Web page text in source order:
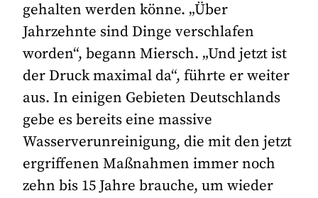
gehalten werden könne. „Über
Jahrzehnte sind Dinge verschlafen
worden“, begann Miersch. „Und jetzt ist
der Druck maximal da“, führte er weiter
aus. In einigen Gebieten Deutschlands
gebe es bereits eine massive
Wasserverunreinigung, die mit den jetzt
ergriffenen Maßnahmen immer noch
zehn bis 15 Jahre brauche, um wieder